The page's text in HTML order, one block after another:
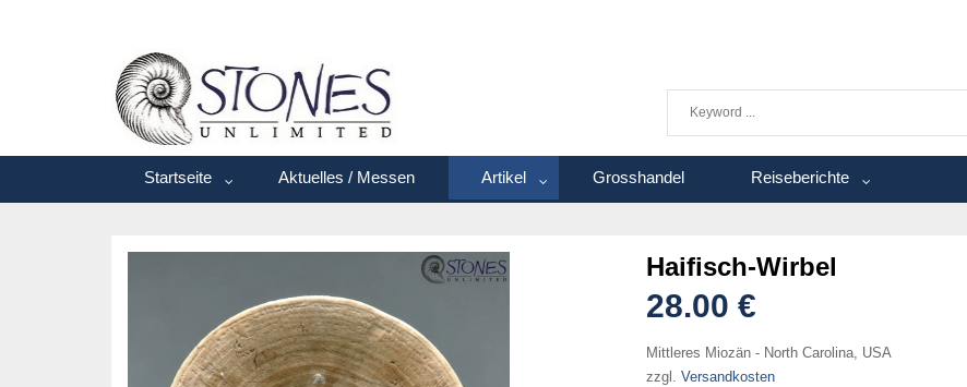
Startseite Aktuelles / Messen Artikel Grosshandel Reiseberichte
Haifisch-Wirbel
28.00 €
Mittleres Miozän - North Carolina, USA
zzgl. Versandkosten